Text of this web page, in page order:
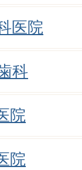
医院
科
院
院